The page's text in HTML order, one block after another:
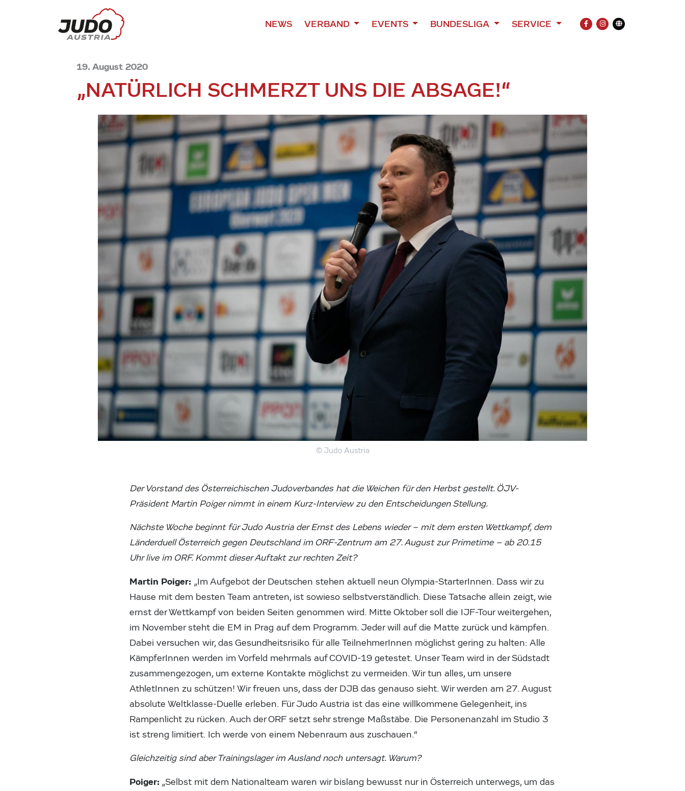
NEWS VERBAND EVENTS BUNDESLIGA SERVICE
FACEBOOK
INSTAGRAM
Übersetzung
19. August 2020
„NATÜRLICH SCHMERZT UNS DIE ABSAGE!“
© Judo Austria
Der Vorstand des Österreichischen Judoverbandes hat die Weichen für den Herbst gestellt. ÖJV-
Präsident Martin Poiger nimmt in einem Kurz-Interview zu den Entscheidungen Stellung.
Nächste Woche beginnt für Judo Austria der Ernst des Lebens wieder – mit dem ersten Wettkampf, dem
Länderduell Österreich gegen Deutschland im ORF-Zentrum am 27. August zur Primetime – ab 20.15
Uhr live im ORF. Kommt dieser Auftakt zur rechten Zeit?
Martin Poiger: „Im Aufgebot der Deutschen stehen aktuell neun Olympia-StarterInnen. Dass wir zu
Hause mit dem besten Team antreten, ist sowieso selbstverständlich. Diese Tatsache allein zeigt, wie
ernst der Wettkampf von beiden Seiten genommen wird. Mitte Oktober soll die IJF-Tour weitergehen,
im November steht die EM in Prag auf dem Programm. Jeder will auf die Matte zurück und kämpfen.
Dabei versuchen wir, das Gesundheitsrisiko für alle TeilnehmerInnen möglichst gering zu halten: Alle
KämpferInnen werden im Vorfeld mehrmals auf COVID-19 getestet. Unser Team wird in der Südstadt
zusammengezogen, um externe Kontakte möglichst zu vermeiden. Wir tun alles, um unsere
AthletInnen zu schützen! Wir freuen uns, dass der DJB das genauso sieht. Wir werden am 27. August
absolute Weltklasse-Duelle erleben. Für Judo Austria ist das eine willkommene Gelegenheit, ins
Rampenlicht zu rücken. Auch der ORF setzt sehr strenge Maßstäbe. Die Personenanzahl im Studio 3
ist streng limitiert. Ich werde von einem Nebenraum aus zuschauen.“
Gleichzeitig sind aber Trainingslager im Ausland noch untersagt. Warum?
Poiger: „Selbst mit dem Nationalteam waren wir bislang bewusst nur in Österreich unterwegs, um das